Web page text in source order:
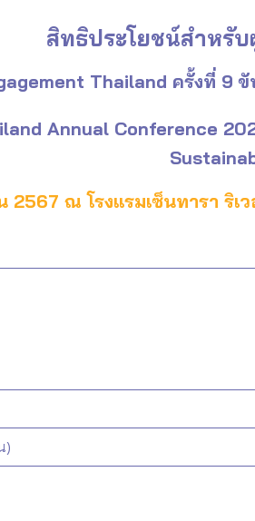
สิทธิประโยชน์สำหรั
Thailand ครั้งที่ 9 ขั
Annual Conference
ณ โรงแรมเซ็นทารา ริเว
)